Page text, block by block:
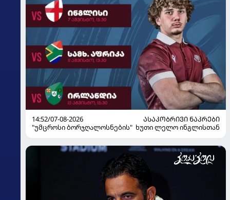
14:52/07-08-2026
ᲐᲡᲐᲙᲝᲑᲠᲘᲕᲘ ᲜᲐᲙᲠᲔᲑᲘ
"უმცროსი ბორჯღალოსნების" ხუთი ლელო ინგლისთან